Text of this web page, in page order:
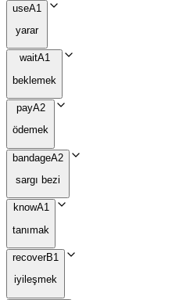
useA1
yarar
waitA1
beklemek
payA2
ödemek
bandageA2
sargı bezi
knowA1
tanımak
recoverB1
iyileşmek